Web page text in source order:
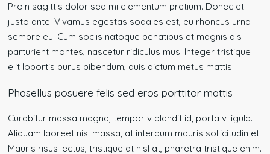
Proin sagittis dolor sed mi elementum pretium. Donec et
justo ante. Vivamus egestas sodales est, eu rhoncus urna
sempre eu. Cum sociis natoque penatibus et magnis dis
parturient montes, nascetur ridiculus mus. Integer tristique
elit lobortis purus bibendum, quis dictum metus mattis.
Phasellus posuere felis sed eros porttitor mattis
Curabitur massa magna, tempor v blandit id, porta v ligula.
Aliquam laoreet nisl massa, at interdum mauris sollicitudin et.
Mauris risus lectus, tristique at nisl at, pharetra tristique enim.